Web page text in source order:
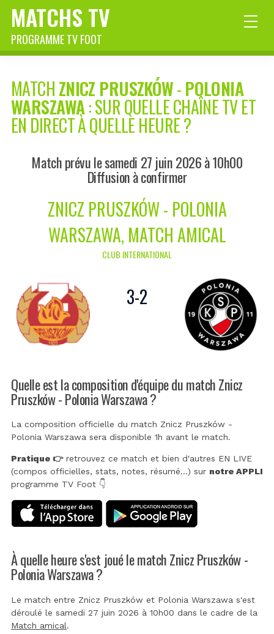
MATCHS TV
PROGRAMME TV FOOT
MATCHZNICZ PRUSZKÓW-POLONIA
WARSZAWA: SUR QUELLE CHAÎNE TV ET
EN DIRECT À QUELLE HEURE ?
Match prévu le samedi 27 juin 2026 à 10h00
Diffusion à confirmer
ZNICZ PRUSZKÓW - POLONIA
WARSZAWA, MATCH AMICAL
CLUB INTERNATIONAL
3-2
Quelle est la composition d'équipe du match Znicz
Pruszków - Polonia Warszawa ?
La composition officielle du match Znicz Pruszków -
Polonia Warszawa sera disponible 1h avant le match.
Pratique 👉retrouvez ce match et bien d'autres EN LIVE
(compos officielles, stats, notes, résumé...) sur notre APPLI
programme TV Foot 👇
À quelle heure s'est joué le match Znicz Pruszków -
Polonia Warszawa ?
Le match entre Znicz Pruszków et Polonia Warszawa s'est
déroulé le samedi 27 juin 2026 à 10h00 dans le cadre de la
Match amical.